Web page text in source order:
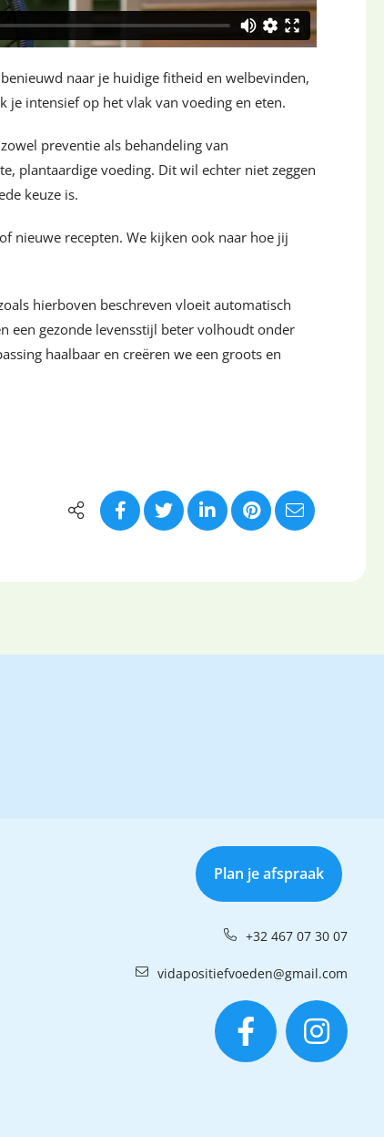
naar je huidige fitheid en welbevinden,
je intensief op het vlak van voeding en eten.
preventie als behandeling van
plantaardige voeding. Dit wil echter niet zeggen
keuze is.
nieuwe recepten. We kijken ook naar hoe jij
hierboven beschreven vloeit automatisch
een gezonde levensstijl beter volhoudt onder
haalbaar en creëren we een groots en
Plan je afspraak
+32 467 07 30 07
vidapositiefvoeden@gmail.com